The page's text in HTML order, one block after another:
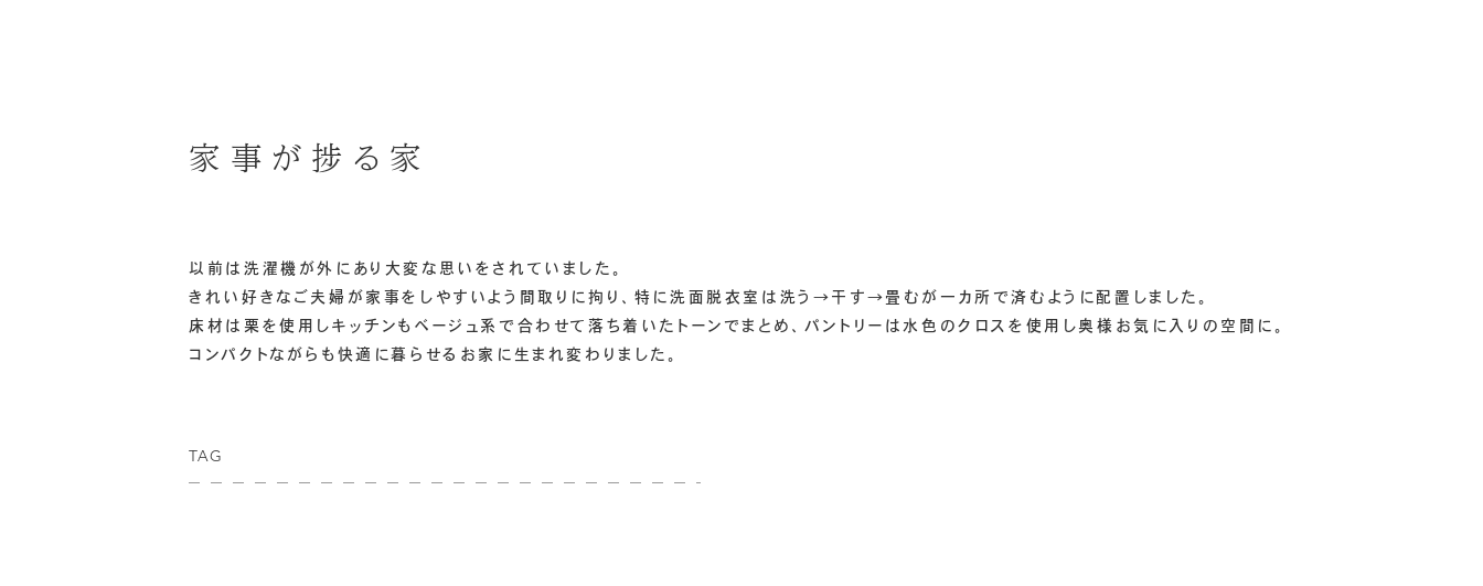
家事が捗る家
以前は洗濯機が外にあり大変な思いをされていました。
きれい好きなご夫婦が家事をしやすいよう間取りに拘り、特に洗面脱衣室は洗う→干す→畳むが一カ所で済むように配置しました。
床材は栗を使用しキッチンもベージュ系で合わせて落ち着いたトーンでまとめ、パントリーは水色のクロスを使用し奥様お気に入りの空間に。
コンパクトながらも快適に暮らせるお家に生まれ変わりました。
TAG